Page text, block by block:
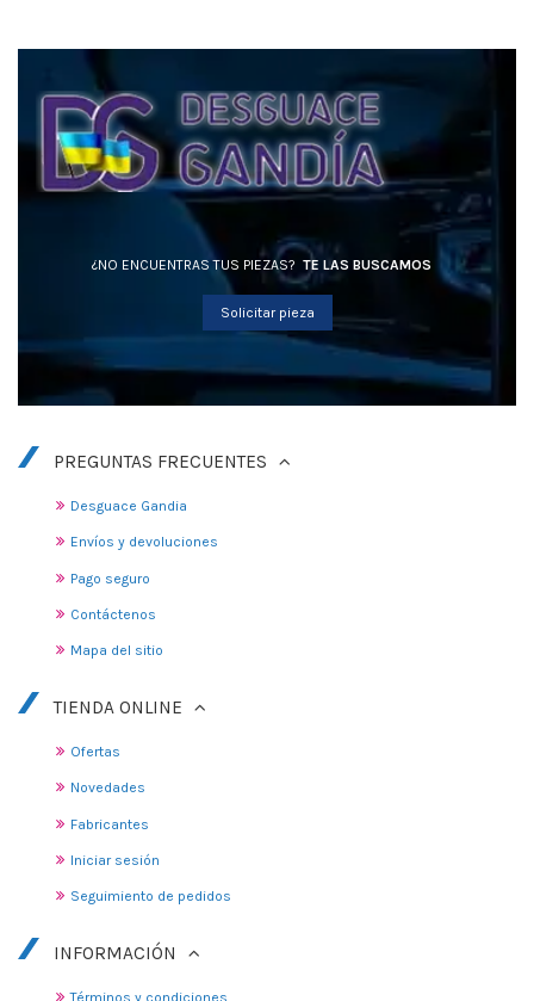
¿NO ENCUENTRAS TUS PIEZAS? TE LAS BUSCAMOS
Solicitar pieza
PREGUNTAS FRECUENTES
Desguace Gandia
Envíos y devoluciones
Pago seguro
Contáctenos
Mapa del sitio
TIENDA ONLINE
Ofertas
Novedades
Fabricantes
Iniciar sesión
Seguimiento de pedidos
INFORMACIÓN
Términos y condiciones